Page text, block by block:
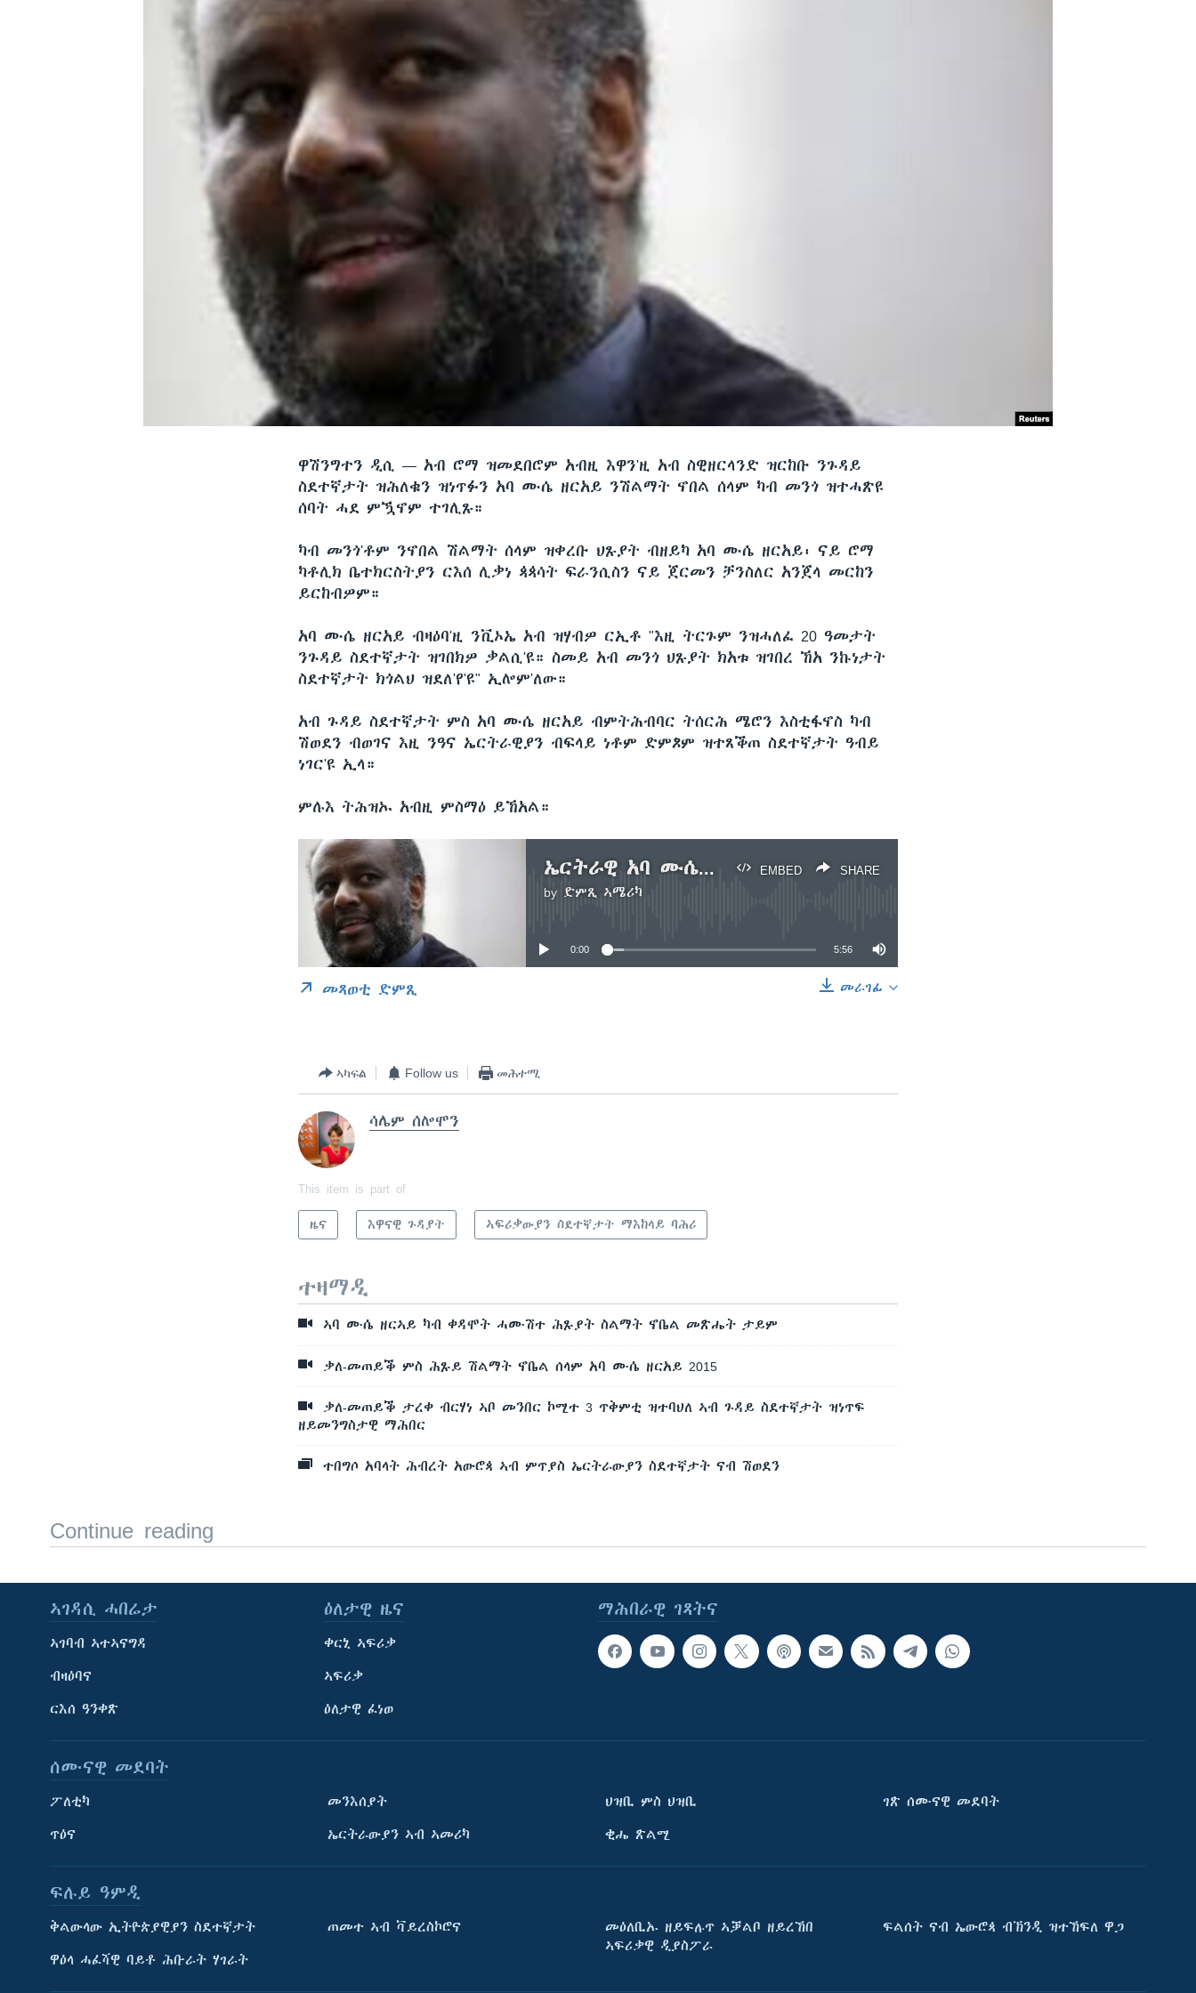
ትምህርቲ እንግሊዝኛ
ማሕበራዊ ገጻትና
ዋሽንግተን ዲሲ —አብ ሮማ ዝመደበሮም አብዚ እዋን'ዚ አብ ስዊዘርላንድ ዝርከቡ ንጉዳይ
ስደተኛታት ዝሕለቁን ዝነጥፉን አባ ሙሴ ዘርአይ ንሽልማት ኖበል ሰላም ካብ መንጎ ዝተሓጽዩ
ሰባት ሓደ ምዃኖም ተገሊጹ።
ካብ መንጎ'ቶም ንኖበል ሽልማት ሰላም ዝቀረቡ ህጹያት ብዘይካ አባ ሙሴ ዘርአይ፡ ናይ ሮማ
ካቶሊክ ቤተክርስትያን ርእሰ ሊቃነ ጳጳሳት ፍራንሲስን ናይ ጀርመን ቻንስለር አንጀላ መርከን
ይርከብዎም።
አባ ሙሴ ዘርአይ ብዛዕባ'ዚ ንቪኦኤ አብ ዝሃብዎ ርኢቶ "እዚ ትርጉም ንዝሓለፈ 20 ዓመታት
ንጉዳይ ስደተኛታት ዝገበክዎ ቃልሲ'ዩ። ስመይ አብ መንጎ ህጹያት ክአቱ ዝገበረ ኸአ ንኩነታት
ስደተኛታት ክጎልህ ዝደለ'የ'ዩ" ኢሎም'ለው።
አብ ጉዳይ ስደተኛታት ምስ አባ ሙሴ ዘርአይ ብምትሕብባር ትሰርሕ ሜሮን እስቲፋኖስ ካብ
ሽወደን ብወገና እዚ ንዓና ኤርትራዊያን ብፍላይ ነቶም ድምጾም ዝተጸቕጠ ስደተኛታት ዓብይ
ነገር'ዩ ኢላ።
ምሉእ ትሕዝኡ አብዚ ምስማዕ ይኸአል።
EMBED SHARE
ኤርትራዊ አባ ሙሴ ዘርአይ ህጹይ ሽልማት ኖብል ሰላም ኮይኖም
by ድምጺ ኣሜሪካ
No media source currently available
0:00 5:56
መራገፊ
መጻወቲ ድምጺ
ኣካፍል Follow us መሕተሚ
ሳሌም ሰሎሞን
This item is part of
ዜና እዋናዊ ጉዳያት ኣፍሪቃውያን ስደተኛታት ማእከላይ ባሕሪ
ተዛማዲ
ኣባ ሙሴ ዘርኣይ ካብ ቀዳሞት ሓሙሽተ ሕጹያት ስልማት ኖቤል መጽሔት ታይም
ቃለ-መጠይቕ ምስ ሕጹይ ሽልማት ኖቤል ሰላም አባ ሙሴ ዘርአይ 2015
ቃለ-መጠይቕ ታረቀ ብርሃነ ኣቦ መንበር ኮሚተ 3 ጥቅምቲ ዝተባህለ ኣብ ጉዳይ ስደተኛታት ዝነጥፍ
ዘይመንግስታዊ ማሕበር
ተበግሶ አባላት ሕብረት አውሮጳ ኣብ ምጥያስ ኤርትራውያን ስደተኛታት ናብ ሽወደን
Continue reading
ማሕበራዊ ገጻትና
ኣገዳሲ ሓበሬታ
ኣገባብ ኣተኣናግዳ
ብዛዕባና
ርእሰ ዓንቀጽ
ዕለታዊ ዜና
ቀርኒ ኣፍሪቃ
ኣፍሪቃ
ዕለታዊ ፈነወ
ሰሙናዊ መደባት
ፖለቲካ
ጥዕና
መንእሰያት
ኤርትራውያን ኣብ ኣመሪካ
ህዝቢ ምስ ህዝቢ
ቂሔ ጽልሚ
ገጽ ሰሙናዊ መደባት
ፍሉይ ዓምዲ
ቅልውላው ኢትዮጵያዊያን ስደተኛታት
ዋዕላ ሓፈሻዊ ባይቶ ሕቡራት ሃገራት
ጠመተ ኣብ ቫይረስኮሮና
መዕለቢኡ ዘይፍሉጥ ኣቓልቦ ዘይረኸበ
ኣፍሪቃዊ ዲያስፖራ
ፍልሰት ናብ ኤውሮጳ ብኽንዲ ዝተኸፍለ ዋጋ